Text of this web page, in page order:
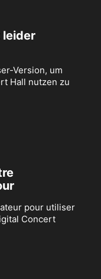
leider
Version, um
Hall nutzen zu
pour utiliser
Concert